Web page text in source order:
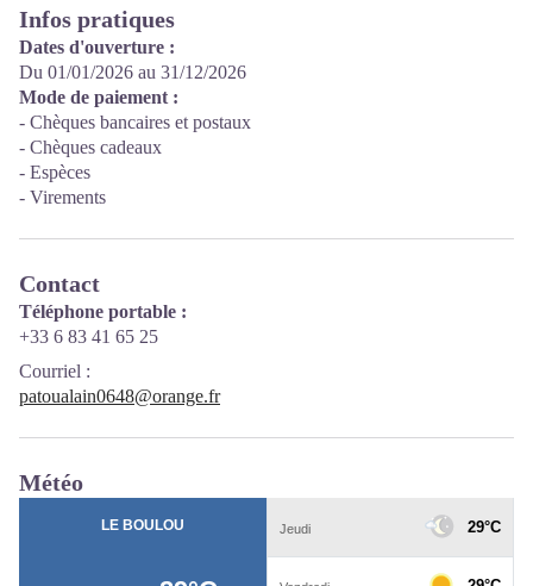
Infos pratiques
Dates d'ouverture :
Du 01/01/2026 au 31/12/2026
Mode de paiement :
- Chèques bancaires et postaux
- Chèques cadeaux
- Espèces
- Virements
Contact
Téléphone portable :
+33 6 83 41 65 25
Courriel :
patoualain0648@orange.fr
Météo